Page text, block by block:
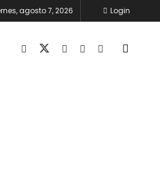
agosto 7, 2026 Login